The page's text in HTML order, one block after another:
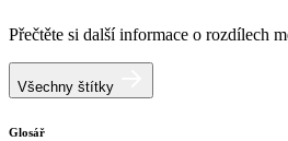
Přečtěte si další informace o rozdílech
Všechny štítky
Glosář